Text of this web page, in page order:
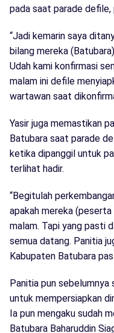
pada saat parade
“Jadi kemarin saya
bilang mereka
Udah kami konfirmasi
malam ini defile
wartawan saat
Yasir juga memastikan
Batubara saat parade
ketika dipanggil untuk
terlihat hadir.
“Begitulah
apakah mereka
malam. Tapi yang pasti
semua datang. Panitia
Kabupaten Batubara
Panitia pun sebelumnya
untuk mempersiapkan
Ia pun mengaku sudah
Batubara Baharuddin